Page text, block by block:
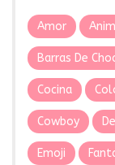
Amor
Barras De
Cocina
Cowboy
Emoji